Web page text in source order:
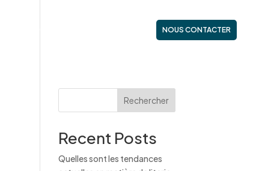
NOUS CONTACTER
Rechercher
Recent Posts
Quelles sont les tendances